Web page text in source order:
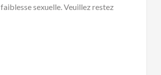
sexuelle. Veuillez restez